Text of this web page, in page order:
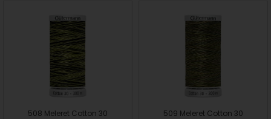
508 Meleret Cotton 30
509 Meleret Cotton 30